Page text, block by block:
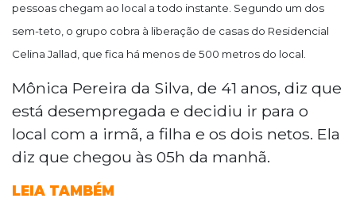
pessoas chegam ao local a todo instante. Segundo um dos
sem-teto, o grupo cobra à liberação de casas do Residencial
Celina Jallad, que fica há menos de 500 metros do local.
Mônica Pereira da Silva, de 41 anos, diz que
está desempregada e decidiu ir para o
local com a irmã, a filha e os dois netos. Ela
diz que chegou às 05h da manhã.
LEIA TAMBÉM